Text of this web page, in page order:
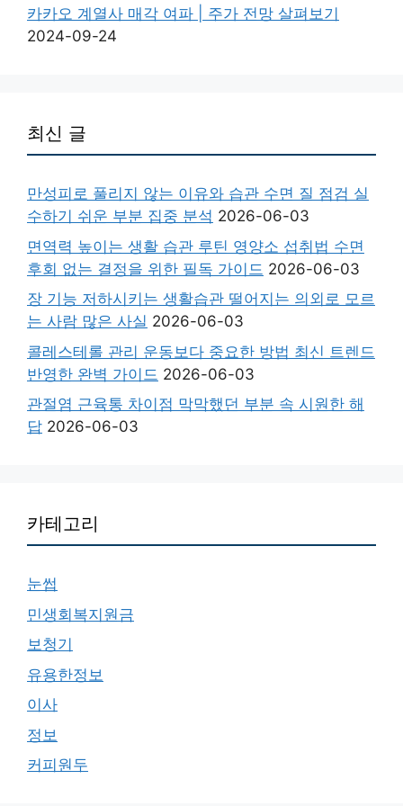
카카오 계열사 매각 여파 | 주가 전망 살펴보기
2024-09-24
최신 글
만성피로 풀리지 않는 이유와 습관 수면 질 점검 실
수하기 쉬운 부분 집중 분석 2026-06-03
면역력 높이는 생활 습관 루틴 영양소 섭취법 수면
후회 없는 결정을 위한 필독 가이드 2026-06-03
장 기능 저하시키는 생활습관 떨어지는 의외로 모르
는 사람 많은 사실 2026-06-03
콜레스테롤 관리 운동보다 중요한 방법 최신 트렌드
반영한 완벽 가이드 2026-06-03
관절염 근육통 차이점 막막했던 부분 속 시원한 해
답 2026-06-03
카테고리
눈썹
민생회복지원금
보청기
유용한정보
이사
정보
커피원두